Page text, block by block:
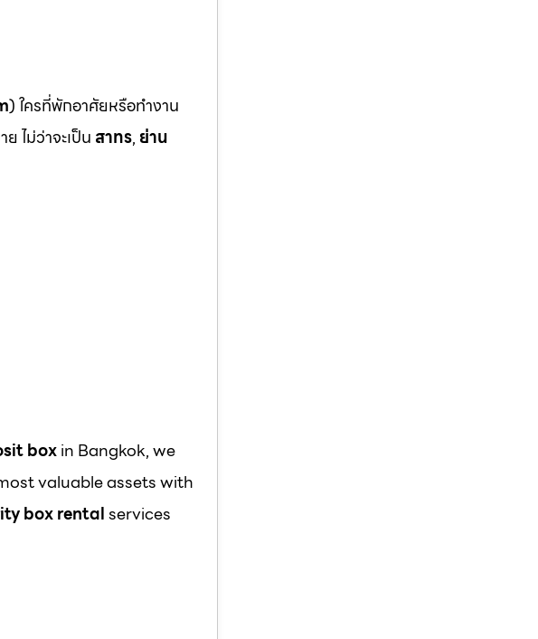
) ใครที่พักอาศัยหรือทำงาน
ไม่ว่าจะเป็น สาทร, ย่าน
boxin Bangkok, we
valuable assets with
box rentalservices